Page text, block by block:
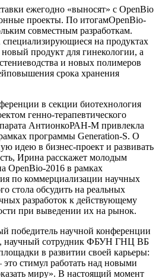
ежегодно «выносят» с OpenBio
проекты. По итогамOpenBio-
совместным разработкам.
на продуктах
продукт для гинекологии, а
и новых полимеров
срока хранения
в секции биотехнология
генно-терапевтического
АнтионкоРАН-М привлекла
программы Generation-S. О
идею в бизнес-проект и развивать
Ирина расскажет молодым
OpenBio-2016 в рамках
по коммерциализации научных
стола обсудить на реальных
разработок к действующему
при выведении их на рынок.
победитель научной конференции
научный сотрудник ФБУН ГНЦ ВБ
в развитии своей карьеры:
стимул работать над новыми
миру». В настоящий момент